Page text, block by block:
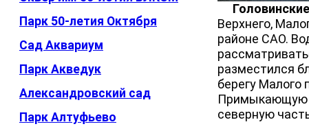
Парк 50-летия Октября
Сад Аквариум
Парк Акведук
Александровский сад
Парк Алтуфьево
Верхнего,
районе САО.
разместился
берегу Малого
Примыкающую
северную